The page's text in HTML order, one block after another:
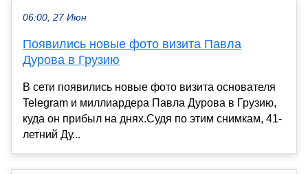
06:00, 27 Июн
Появились новые фото визита Павла
Дурова в Грузию
В сети появились новые фото визита основателя
Telegram и миллиардера Павла Дурова в Грузию,
куда он прибыл на днях.Судя по этим снимкам, 41-
летний Ду...